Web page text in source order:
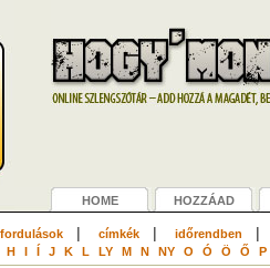
HOME HOZZÁAD
| címkék| időrendben |
H I Í J K L LY M N NY O Ó Ö Ő P